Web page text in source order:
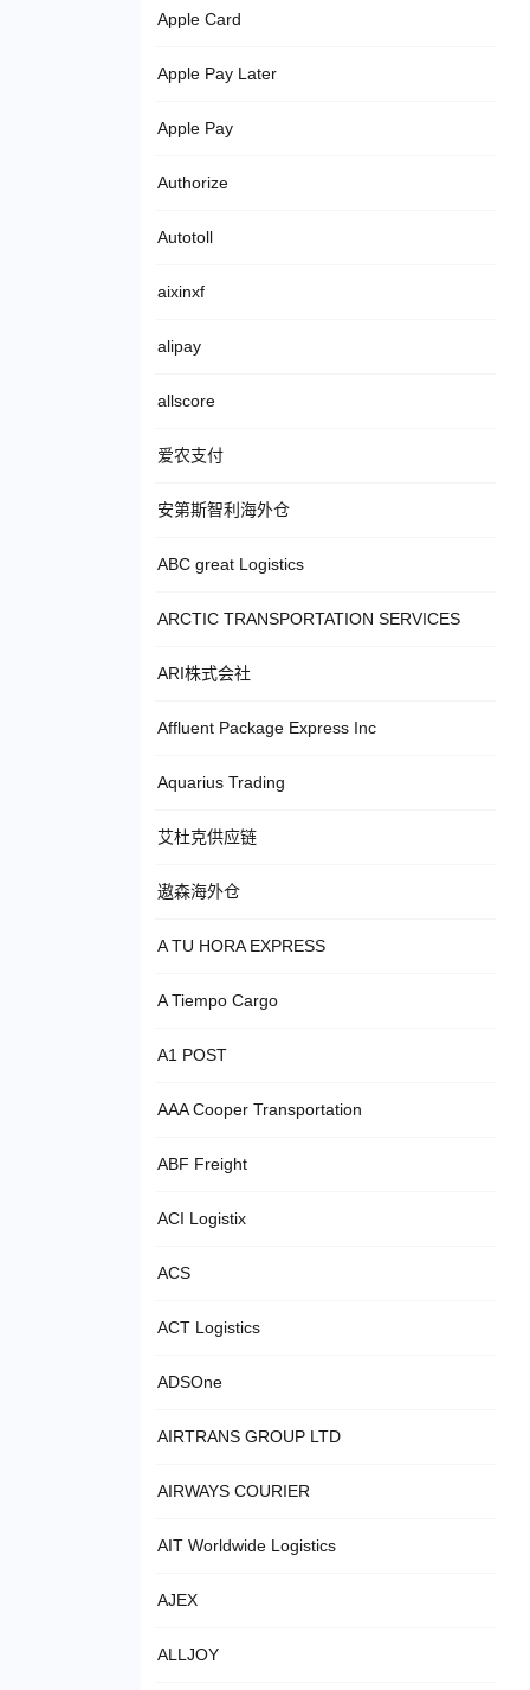
Apple Card
Apple Pay Later
Apple Pay
Authorize
Autotoll
aixinxf
alipay
allscore
爱农支付
安第斯智利海外仓
ABC great Logistics
ARCTIC TRANSPORTATION SERVICES
ARI株式会社
Affluent Package Express Inc
Aquarius Trading
艾杜克供应链
遨森海外仓
A TU HORA EXPRESS
A Tiempo Cargo
A1 POST
AAA Cooper Transportation
ABF Freight
ACI Logistix
ACS
ACT Logistics
ADSOne
AIRTRANS GROUP LTD
AIRWAYS COURIER
AIT Worldwide Logistics
AJEX
ALLJOY